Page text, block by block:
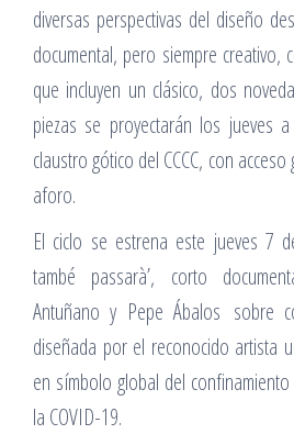
diversas perspectivas del diseño
documental, pero siempre creativo,
que incluyen un clásico, dos
piezas se proyectarán los jueves
claustro gótico del CCCC, con
aforo.
El ciclo se estrena este jueves 7
també passarà’, corto
Antuñano y Pepe Ábalos sobre
diseñada por el reconocido artista
en símbolo global del
la COVID-19.